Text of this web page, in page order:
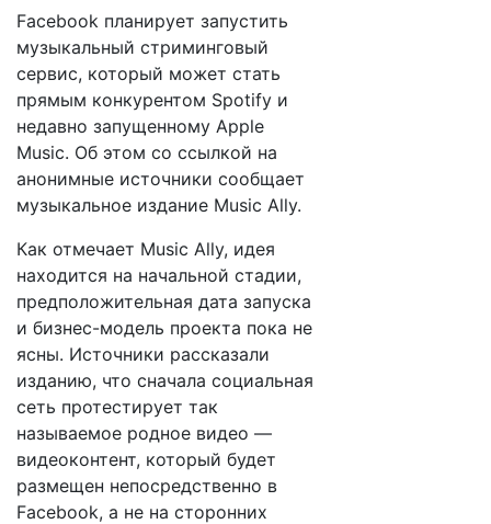
Facebook планирует запустить
музыкальный стриминговый
сервис, который может стать
прямым конкурентом Spotify и
недавно запущенному Apple
Music. Об этом со ссылкой на
анонимные источники сообщает
музыкальное издание Music Ally.
Как отмечает Music Ally, идея
находится на начальной стадии,
предположительная дата запуска
и бизнес-модель проекта пока не
ясны. Источники рассказали
изданию, что сначала социальная
сеть протестирует так
называемое родное видео —
видеоконтент, который будет
размещен непосредственно в
Facebook, а не на сторонних